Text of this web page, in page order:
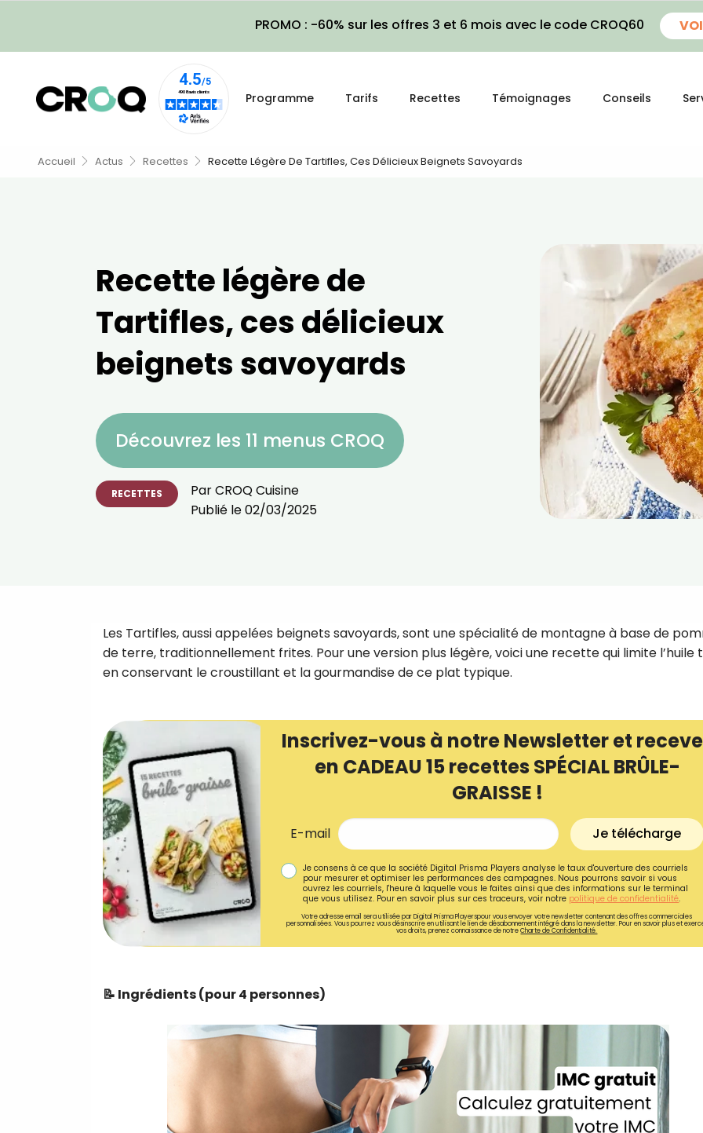
PROMO : -60% sur les offres 3 et 6 mois avec le code CROQ60
Programme Tarifs Recettes Témoignages Conseils
Accueil Actus Recettes Recette Légère De Tartifles, Ces Délicieux Beignets Savoyards
Recette légère de
Tartifles, ces délicieux
beignets savoyards
Découvrez les 11 menus CROQ
RECETTES ParCROQ Cuisine
Publié le02/03/2025
Les Tartifles, aussi appelées beignets savoyards, sont une spécialité de montagne à base de
de terre, traditionnellement frites. Pour une version plus légère, voici une recette qui limite l’huile
en conservant le croustillant et la gourmandise de ce plat typique.
Inscrivez-vous à notre Newsletter et
en CADEAU 15 recettes SPÉCIAL BRÛLE-
GRAISSE !
E-mail Je télécharge
Je consens à ce que la société Digital Prisma Players analyse le taux d'ouverture des courriels
pour mesurer et optimiser les performances des campagnes. Nous pourrons savoir si vous
ouvrez les courriels, l'heure à laquelle vous le faites ainsi que des informations sur le terminal
que vous utilisez. Pour en savoir plus sur ces traceurs, voir notre politique de confidentialité.
Votre adresse email sera utilisée par Digital Prisma Playerspour vous envoyer votre newsletter contenant des offres commerciales
personnalisées. Vous pourrez vous désinscrire en utilisant le lien de désabonnement intégré dans la newsletter. Pour en savoir plus et
vos droits, prenez connaissance de notreCharte de Confidentialité.
📝 Ingrédients (pour 4 personnes)